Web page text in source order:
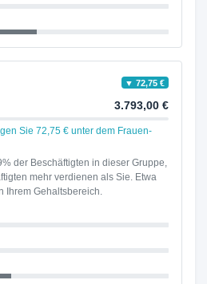
▼ 72,75 €
3.793,00 €
Sie 72,75 € unter dem Frauen-
der Beschäftigten in dieser Gruppe,
mehr verdienen als Sie. Etwa
Ihrem Gehaltsbereich.